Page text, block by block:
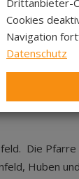
Die Pfarre
Huben und
Drittanbieter-
Cookies
Navigation
Datenschutz